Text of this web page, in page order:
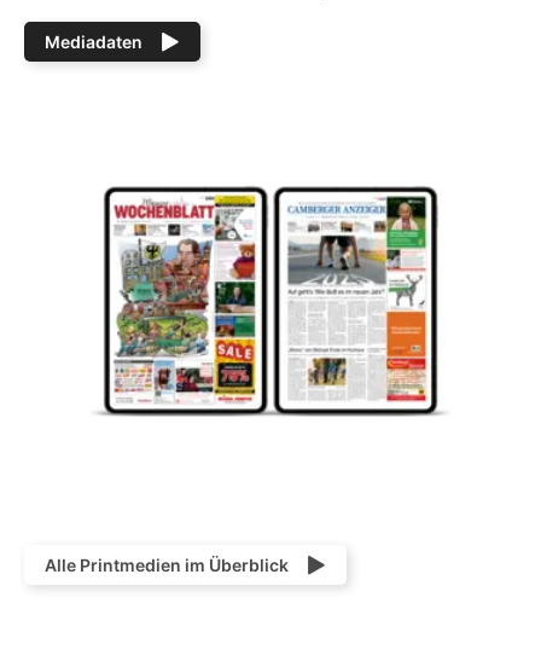
Mediadaten
Alle Printmedien im Überblick